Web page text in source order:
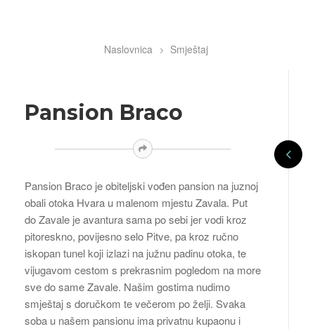
BreadcrumbNaslovnica Smještaj
Pansion Braco
Pansion Braco je obiteljski vođen pansion na juznoj
obali otoka Hvara u malenom mjestu Zavala. Put
do Zavale je avantura sama po sebi jer vodi kroz
pitoreskno, povijesno selo Pitve, pa kroz ručno
iskopan tunel koji izlazi na južnu padinu otoka, te
vijugavom cestom s prekrasnim pogledom na more
sve do same Zavale. Našim gostima nudimo
smještaj s doručkom te večerom po želji. Svaka
soba u našem pansionu ima privatnu kupaonu i